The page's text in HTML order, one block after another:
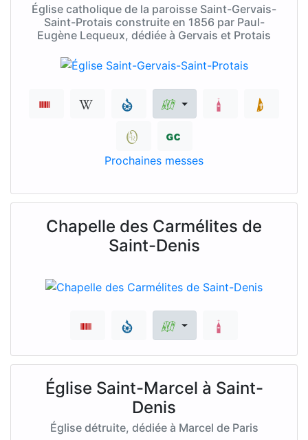
Église catholique de la paroisse Saint-Gervais-
Saint-Protais construite en 1856 par Paul-
Eugène Lequeux, dédiée à Gervais et Protais
Prochaines messes
Chapelle des Carmélites de
Saint-Denis
Église Saint-Marcel à Saint-
Denis
Église détruite, dédiée à Marcel de Paris